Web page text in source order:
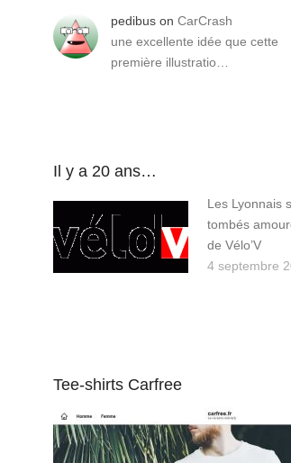
pedibus on CarCrash
une excellente idée que cette
première illustratio…
Il y a 20 ans…
Les Lyonnais
tombés
de Vélo’V
4 septembre
Tee-shirts Carfree